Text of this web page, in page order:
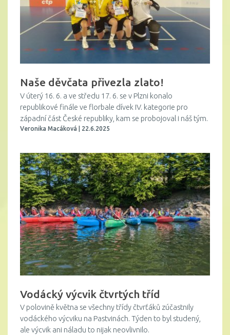
Naše děvčata přivezla zlato!
V úterý 16. 6. a ve středu 17. 6. se v Plzni konalo
republikové finále ve florbale dívek IV. kategorie pro
západní část České republiky, kam se probojoval i náš tým.
Veronika Macáková | 22.6.2025
Vodácký výcvik čtvrtých tříd
V polovině května se všechny třídy čtvrťáků zúčastnily
vodáckého výcviku na Pastvinách. Týden to byl studený,
ale výcvik ani náladu to nijak neovlivnilo.